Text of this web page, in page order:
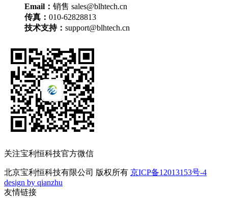
Email： 销售 sales@blhtech.cn
传真： 010-62828813
技术支持： support@blhtech.cn
关注宝利恒科技官方微信
北京宝利恒科技有限公司 版权所有 京ICP备12013153号-4
design by qianzhu
友情链接